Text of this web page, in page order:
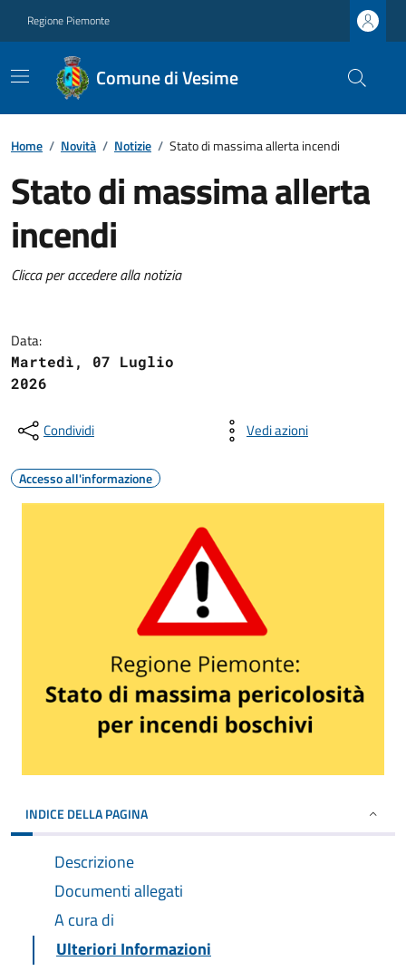
Regione Piemonte
Comune di Vesime
Home / Novità / Notizie / Stato di massima allerta incendi
Stato di massima allerta
incendi
Clicca per accedere alla notizia
Data:
Martedì, 07 Luglio
2026
Condividi Vedi azioni
Accesso all'informazione
INDICE DELLA PAGINA
Descrizione
Documenti allegati
A cura di
Ulteriori Informazioni